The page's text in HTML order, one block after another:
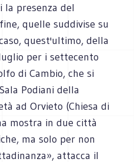
la presenza del
quelle suddivise su
quest'ultimo, della
per i settecento
di Cambio, che si
Podiani della
ad Orvieto (Chiesa di
mostra in due città
ma solo per non
attacca il